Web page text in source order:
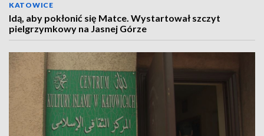
KATOWICE
Idą, aby pokłonić się Matce. Wystartował szczyt
pielgrzymkowy na Jasnej Górze